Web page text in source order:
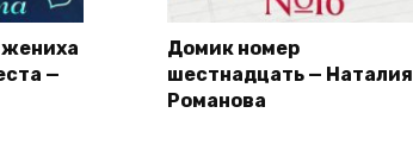
—
Домик номер
шестнадцать — Наталия
Романова